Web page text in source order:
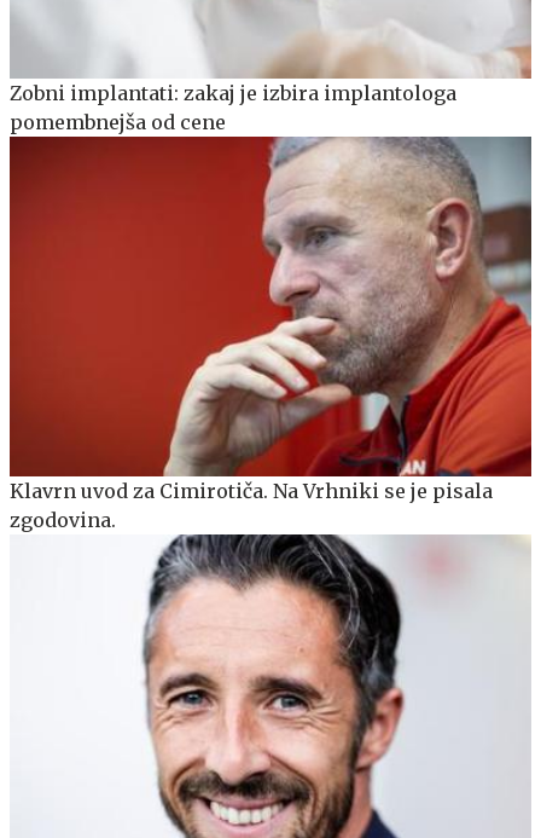
Zobni implantati: zakaj je izbira implantologa
pomembnejša od cene
Klavrn uvod za Cimirotiča. Na Vrhniki se je pisala
zgodovina.